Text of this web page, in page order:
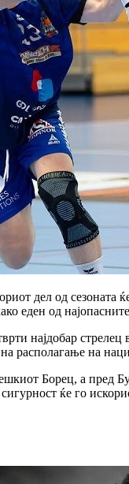
дел од сезоната
еден од
најдобар
располагање на
Борец, а пред
ќе го